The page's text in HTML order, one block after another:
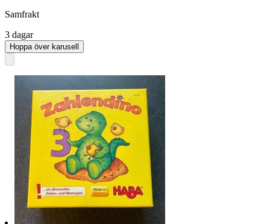
Samfrakt
3 dagar
Hoppa över karusell